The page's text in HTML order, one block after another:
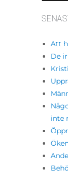
Att
De
inte